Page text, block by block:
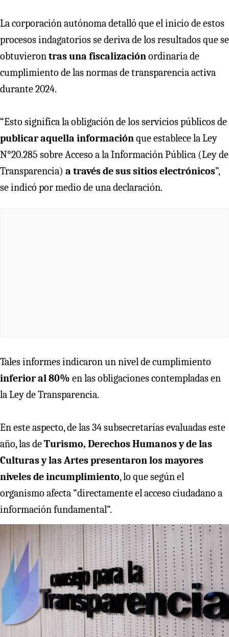
La corporación autónoma detalló que el inicio de estos
procesos indagatorios se deriva de los resultados que se
obtuvierontras una fiscalizaciónordinaria de
cumplimiento de las normas de transparencia activa
durante 2024.
“Esto significa la obligación de los servicios públicos de
publicar aquella informaciónque establece la Ley
N°20.285 sobre Acceso a la Información Pública (Ley de
Transparencia) a través de sus sitios electrónicos”,
se indicó por medio de una declaración.
Tales informes indicaron un nivel de cumplimiento
inferior al 80% en las obligaciones contempladas en
la Ley de Transparencia.
En este aspecto, de las 34 subsecretarías evaluadas este
año, las deTurismo, Derechos Humanos y de las
Culturas y las Artes presentaron los mayores
niveles de incumplimiento, lo que según el
organismo afecta “directamente el acceso ciudadano a
información fundamental”.